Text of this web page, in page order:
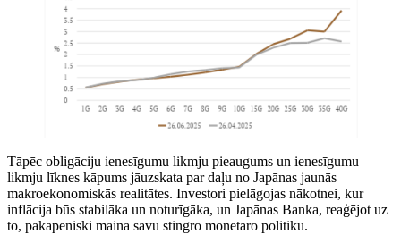
Tāpēc obligāciju ienesīgumu likmju pieaugums un ienesīgumu
likmju līknes kāpums jāuzskata par daļu no Japānas jaunās
makroekonomiskās realitātes. Investori pielāgojas nākotnei, kur
inflācija būs stabilāka un noturīgāka, un Japānas Banka, reaģējot uz
to, pakāpeniski maina savu stingro monetāro politiku.